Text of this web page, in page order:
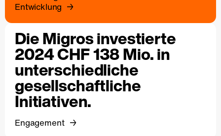
Entwicklung
Die Migros investierte
2024 CHF 138 Mio. in
unterschiedliche
gesellschaftliche
Initiativen.
Engagement